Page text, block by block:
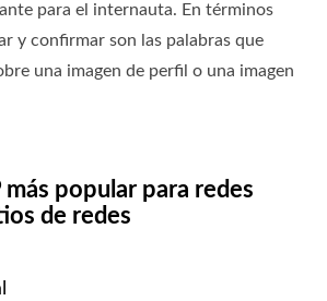
para el internauta. En términos
y confirmar son las palabras que
una imagen de perfil o una imagen
más popular para redes
de redes